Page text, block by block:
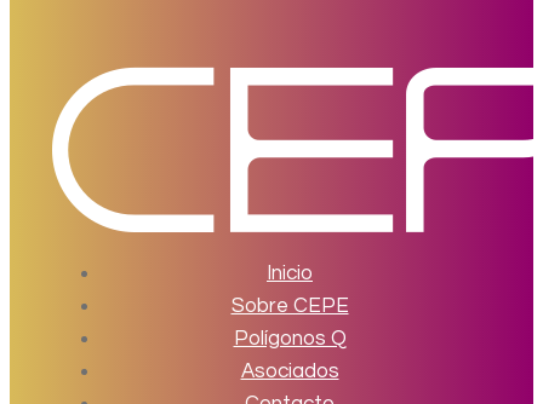
Inicio
Sobre CEPE
Polígonos Q
Asociados